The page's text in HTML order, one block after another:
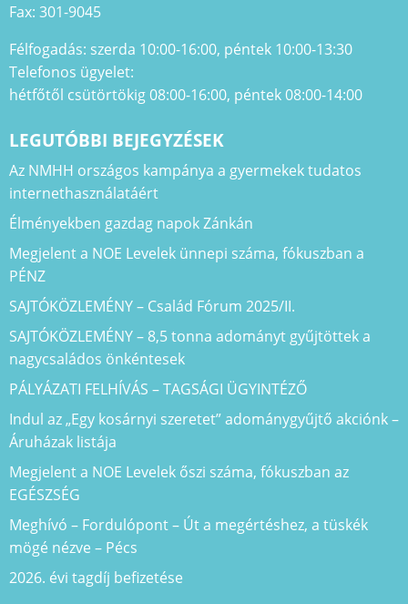
Fax: 301-9045
Félfogadás: szerda 10:00-16:00, péntek 10:00-13:30
Telefonos ügyelet:
hétfőtől csütörtökig 08:00-16:00, péntek 08:00-14:00
LEGUTÓBBI BEJEGYZÉSEK
Az NMHH országos kampánya a gyermekek tudatos
internethasználatáért
Élményekben gazdag napok Zánkán
Megjelent a NOE Levelek ünnepi száma, fókuszban a
PÉNZ
SAJTÓKÖZLEMÉNY – Család Fórum 2025/II.
SAJTÓKÖZLEMÉNY – 8,5 tonna adományt gyűjtöttek a
nagycsaládos önkéntesek
PÁLYÁZATI FELHÍVÁS – TAGSÁGI ÜGYINTÉZŐ
Indul az „Egy kosárnyi szeretet” adománygyűjtő akciónk –
Áruházak listája
Megjelent a NOE Levelek őszi száma, fókuszban az
EGÉSZSÉG
Meghívó – Fordulópont – Út a megértéshez, a tüskék
mögé nézve – Pécs
2026. évi tagdíj befizetése